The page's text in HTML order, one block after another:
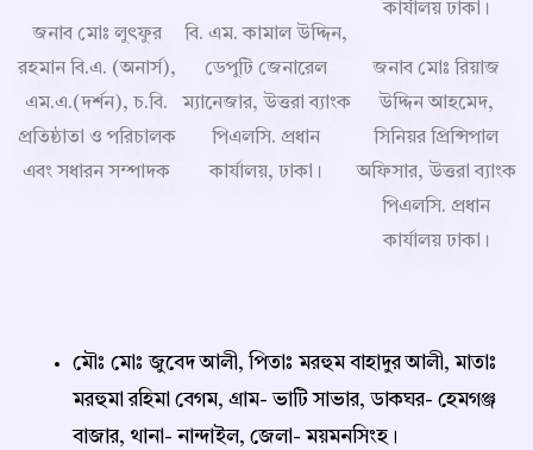
জনাব মোঃ লুৎফুর
রহমান বি.এ. (অনার্স),
এম.এ.(দর্শন), চ.বি.
প্রতিষ্ঠাতা ও পরিচালক
এবং সধারন সম্পাদক
বি. এম. কামাল উদ্দিন,
ডেপুটি জেনারেল
ম্যানেজার, উত্তরা ব্যাংক
পিএলসি. প্রধান
কার্যালয়, ঢাকা।
জনাব মোঃ রিয়াজ
উদ্দিন আহমেদ,
সিনিয়র প্রিন্সিপাল
অফিসার, উত্তরা ব্যাংক
পিএলসি. প্রধান
কার্যালয় ঢাকা।
মৌঃ মোঃ জুবেদ আলী, পিতাঃ মরহুম বাহাদুর আলী, মাতাঃ
মরহুমা রহিমা বেগম, গ্রাম- ভাটি সাভার, ডাকঘর- হেমগঞ্জ
বাজার, থানা- নান্দাইল, জেলা- ময়মনসিংহ।